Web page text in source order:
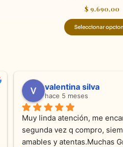
$ 9.690,00
Seleccionar
valentina silva
hace 5 meses
Muy linda atención, me
segunda vez q compro,
amables y atentas.Muchas